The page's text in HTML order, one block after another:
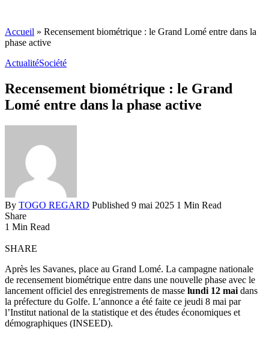
Accueil » Recensement biométrique : le Grand Lomé entre dans la
phase active
ActualitéSociété
Recensement biométrique : le Grand
Lomé entre dans la phase active
By TOGO REGARD Published 9 mai 2025 1 Min Read
Share
1 Min Read
SHARE
Après les Savanes, place au Grand Lomé. La campagne nationale
de recensement biométrique entre dans une nouvelle phase avec le
lancement officiel des enregistrements de masse lundi 12 mai dans
la préfecture du Golfe. L’annonce a été faite ce jeudi 8 mai par
l’Institut national de la statistique et des études économiques et
démographiques (INSEED).